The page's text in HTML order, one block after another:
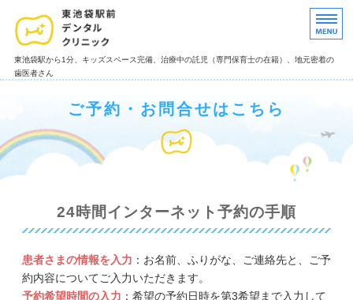
池袋 東池袋駅前デンタルクリニック
東池袋駅から1分、キッズスペース完備、治療中の託児（専門保育士の在籍）、地元密着の
歯医者さん
院長挨拶
インプラント
治療例
ご予約・お問合せはこちら
24時間インターネット予約の手順
患者さまの情報を入力 ：お名前、ふりがな、ご連絡先と、ご予
約内容についてご入力いただきます。
予約希望時間の入力 ：希望の予約日時を第3希望まで入力して